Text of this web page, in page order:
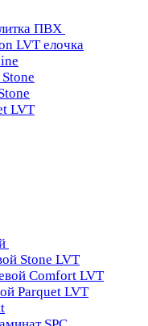
ПВХ
LVT елочка
LVT
Stone LVT
Comfort LVT
Parquet LVT